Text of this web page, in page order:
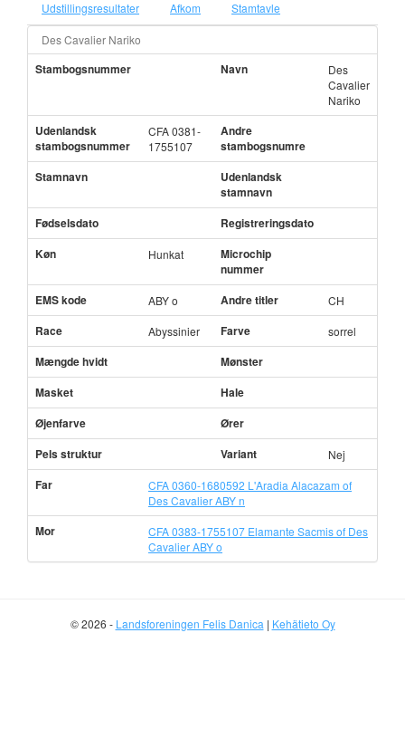
Udstillingsresultater Afkom Stamtavle
Des Cavalier Nariko
Stambogsnummer Navn
Des
Cavalier
Nariko
Udenlandsk
stambogsnummer
CFA 0381-
1755107
Andre
stambogsnumre
Stamnavn
Udenlandsk
stamnavn
Fødselsdato
Registreringsdato
Køn
Hunkat
Microchip
nummer
EMS kode
ABY o Andre titler CH
Race Abyssinier Farve sorrel
Mængde hvidt
Mønster
Masket
Hale
Øjenfarve
Ører
Pels struktur
Variant Nej
Far
CFA 0360-1680592 L'Aradia Alacazam of
Des Cavalier ABY n
Mor
CFA 0383-1755107 Elamante Sacmis of Des
Cavalier ABY o
© 2026 - Landsforeningen Felis Danica | Kehätieto Oy